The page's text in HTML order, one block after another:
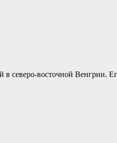
в северо-восточной Венгрии.